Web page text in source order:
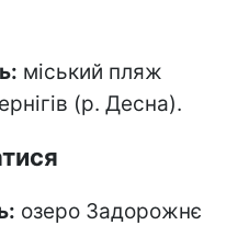
міський пляж
(р. Десна).
озеро Задорожнє